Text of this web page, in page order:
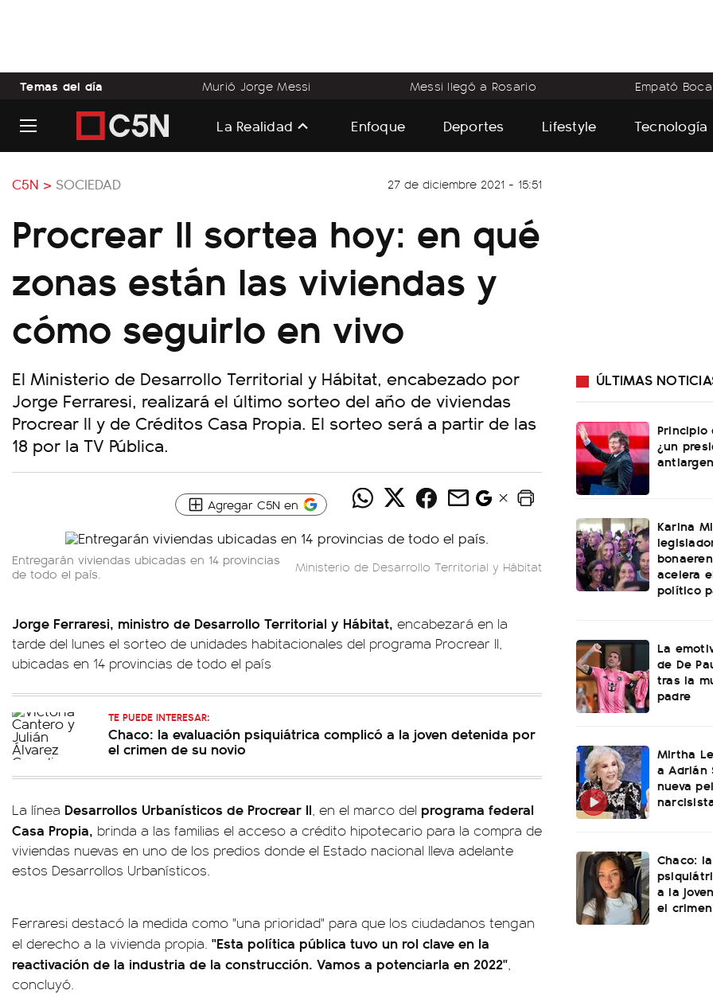
Temas del día Murió Jorge Messi Messi llegó a Rosario Empató Boca
La Realidad Enfoque Deportes Lifestyle Tecnología
C5N > SOCIEDAD 27 de diciembre 2021 - 15:51
Procrear II sortea hoy: en qué
zonas están las viviendas y
cómo seguirlo en vivo
El Ministerio de Desarrollo Territorial y Hábitat, encabezado por
Jorge Ferraresi, realizará el último sorteo del año de viviendas
Procrear II y de Créditos Casa Propia. El sorteo será a partir de las
18 por la TV Pública.
Agregar C5N en
Entregarán viviendas ubicadas en 14 provincias
de todo el país.
Ministerio de Desarrollo Territorial y Hábitat
Jorge Ferraresi, ministro de Desarrollo Territorial y Hábitat, encabezará en la
tarde del lunes el sorteo de unidades habitacionales del programa Procrear II,
ubicadas en 14 provincias de todo el país
TE PUEDE INTERESAR:
Chaco: la evaluación psiquiátrica complicó a la joven detenida por
el crimen de su novio
La línea Desarrollos Urbanísticos de Procrear II, en el marco del programa federal
Casa Propia, brinda a las familias el acceso a crédito hipotecario para la compra de
viviendas nuevas en uno de los predios donde el Estado nacional lleva adelante
estos Desarrollos Urbanísticos.
Ferraresi destacó la medida como "una prioridad" para que los ciudadanos tengan
el derecho a la vivienda propia. "Esta política pública tuvo un rol clave en la
reactivación de la industria de la construcción. Vamos a potenciarla en 2022",
concluyó.
ÚLTIMAS
Principio
¿un
Karina
acelera
político
La
de De
tras la
padre
Mirtha
a Adrián
nueva
Chaco:
a la
el